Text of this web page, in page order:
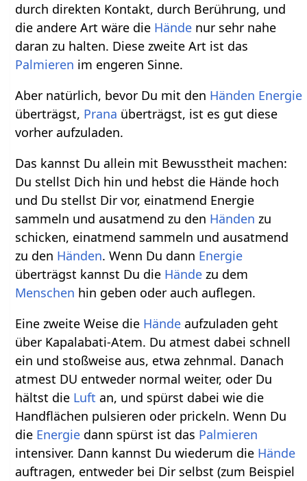
durch direkten Kontakt, durch Berührung, und
die andere Art wäre die Hände nur sehr nahe
daran zu halten. Diese zweite Art ist das
Palmieren im engeren Sinne.
Aber natürlich, bevor Du mit den Händen Energie
überträgst, Prana überträgst, ist es gut diese
vorher aufzuladen.
Das kannst Du allein mit Bewusstheit machen:
Du stellst Dich hin und hebst die Hände hoch
und Du stellst Dir vor, einatmend Energie
sammeln und ausatmend zu den Händen zu
schicken, einatmend sammeln und ausatmend
zu den Händen. Wenn Du dann Energie
überträgst kannst Du die Hände zu dem
Menschen hin geben oder auch auflegen.
Eine zweite Weise die Hände aufzuladen geht
über Kapalabati-Atem. Du atmest dabei schnell
ein und stoßweise aus, etwa zehnmal. Danach
atmest DU entweder normal weiter, oder Du
hältst die Luft an, und spürst dabei wie die
Handflächen pulsieren oder prickeln. Wenn Du
die Energie dann spürst ist das Palmieren
intensiver. Dann kannst Du wiederum die Hände
auftragen, entweder bei Dir selbst (zum Beispiel